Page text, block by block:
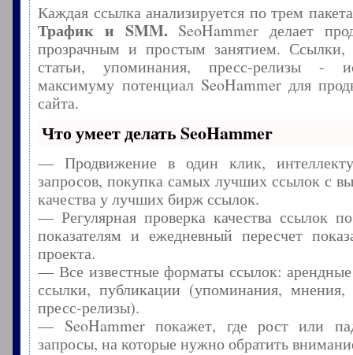
Каждая ссылка анализируется по трем
Трафик и SMM.SeoHammer делает
прозрачным и простым занятием. Ссылки,
статьи, упоминания, пресс-релизы -
максимуму потенциал SeoHammer для
сайта.
Что умеет делать SeoHammer
— Продвижение в один клик,
запросов, покупка самых лучших ссылок с
качества у лучших бирж ссылок.
— Регулярная проверка качества ссылок
показателям и ежедневный пересчет
проекта.
— Все известные форматы ссылок:
ссылки, публикации (упоминания, мнения,
пресс-релизы).
— SeoHammer покажет, где рост или
запросы, на которые нужно обратить